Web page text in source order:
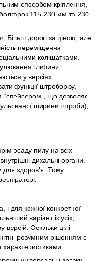
способом кріплення,
115-230 мм та 230
Більш дорогі за ціною, але
переміщення
коліщатками.
глибини
у версіях:
функції штроборізу,
“спейсером”, що дозволяє
ширини штроби);
осаду пилу на всіх
дихальні органи,
для здоров'я. Тому
для кожної конкретної
варіант із усіх,
Оскільки цілі
розумним рішенням є
характеристиками.